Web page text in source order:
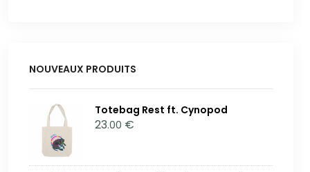
NOUVEAUX PRODUITS
Totebag Rest ft. Cynopod
23.00 €